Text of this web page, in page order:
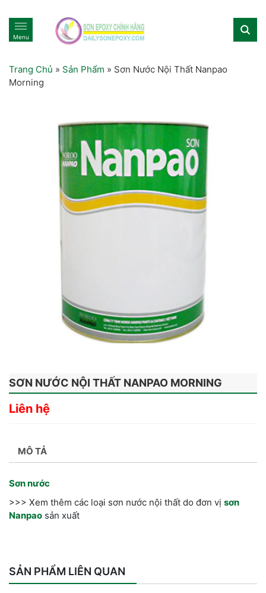
Menu
Trang Chủ » Sản Phẩm » Sơn Nước Nội Thất Nanpao
Morning
SƠN NƯỚC NỘI THẤT NANPAO MORNING
Liên hệ
MÔ TẢ
Sơn nước
>>> Xem thêm các loại sơn nước nội thất do đơn vị sơn
Nanpao sản xuất
SẢN PHẨM LIÊN QUAN